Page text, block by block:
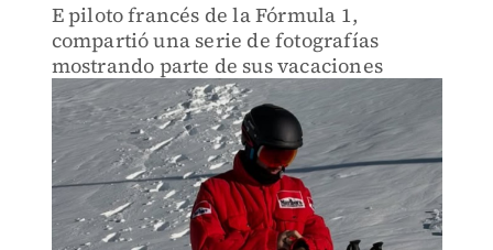
E piloto francés de la Fórmula 1,
compartió una serie de fotografías
mostrando parte de sus vacaciones